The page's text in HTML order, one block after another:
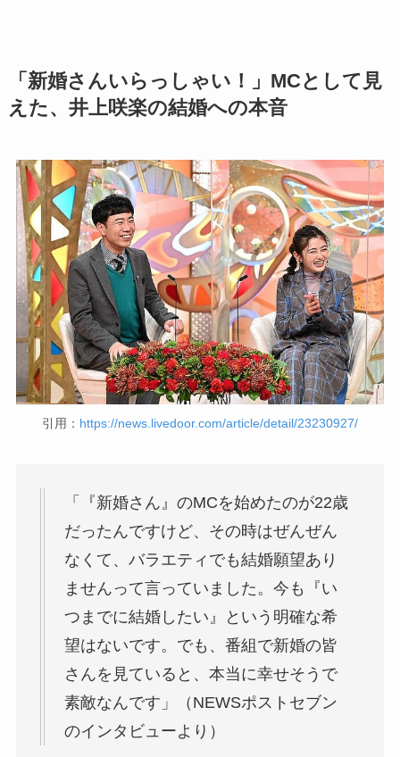
「新婚さんいらっしゃい！」MCとして見
えた、井上咲楽の結婚への本音
引用： https://news.livedoor.com/article/detail/23230927/
「『新婚さん』のMCを始めたのが22歳
だったんですけど、その時はぜんぜん
なくて、バラエティでも結婚願望あり
ませんって言っていました。今も『い
つまでに結婚したい』という明確な希
望はないです。でも、番組で新婚の皆
さんを見ていると、本当に幸せそうで
素敵なんです」（NEWSポストセブン
のインタビューより）